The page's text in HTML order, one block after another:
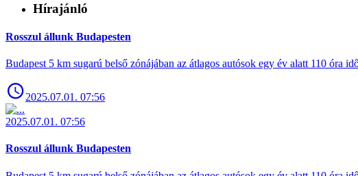
Hírajánló
Rosszul állunk Budapesten
Budapest 5 km sugarú belső zónájában az átlagos autósok egy év alatt 110 óra
2025.07.01. 07:56
2025.07.01. 07:56
Rosszul állunk Budapesten